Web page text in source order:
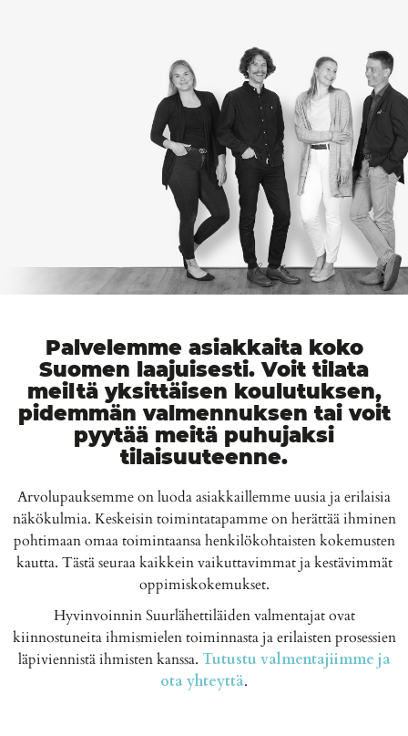
Palvelemme asiakkaita koko
Suomen laajuisesti. Voit tilata
meiltä yksittäisen koulutuksen,
pidemmän valmennuksen tai voit
pyytää meitä puhujaksi
tilaisuuteenne.
Arvolupauksemme on luoda asiakkaillemme uusia ja erilaisia
näkökulmia. Keskeisin toimintatapamme on herättää ihminen
pohtimaan omaa toimintaansa henkilökohtaisten kokemusten
kautta. Tästä seuraa kaikkein vaikuttavimmat ja kestävimmät
oppimiskokemukset.
Hyvinvoinnin Suurlähettiläiden valmentajat ovat
kiinnostuneita ihmismielen toiminnasta ja erilaisten prosessien
läpiviennistä ihmisten kanssa. Tutustu valmentajiimme ja
ota yhteyttä.